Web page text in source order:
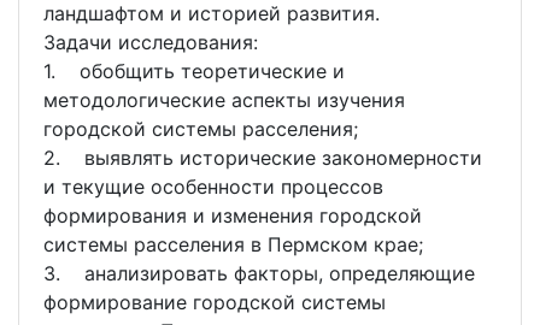
ландшафтом и историей развития.
Задачи исследования:
1. обобщить теоретические и
методологические аспекты изучения
городской системы расселения;
2. выявлять исторические закономерности
и текущие особенности процессов
формирования и изменения городской
системы расселения в Пермском крае;
3. анализировать факторы, определяющие
формирование городской системы